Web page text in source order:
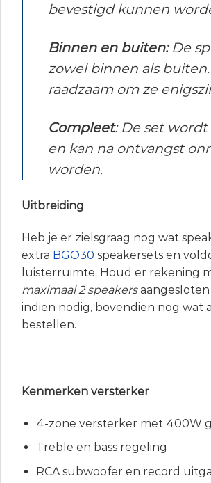
bevestigd kunnen
Binnen en buiten: De
zowel binnen als
raadzaam om ze
Compleet: De set
en kan na ontvangst
worden.
Uitbreiding
Heb je er zielsgraag nog wat
extra BGO30 speakersets en
luisterruimte. Houd er rekening
maximaal 2 speakersaangesloten
indien nodig, bovendien nog
bestellen.
Kenmerken versterker
4-zone versterker met 400W
Treble en bass regeling
RCA subwoofer en record